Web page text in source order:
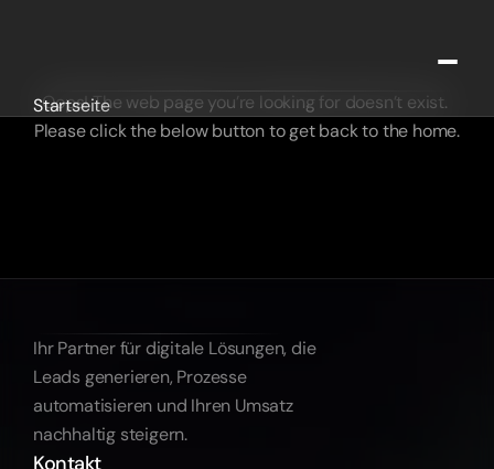
Startseite
Projekte
Oops! The web page you’re looking for doesn’t exist.
Please click the below button to get back to the home.
Ihr Partner für digitale Lösungen, die
Leads generieren, Prozesse
automatisieren und Ihren Umsatz
nachhaltig steigern.
Kontakt